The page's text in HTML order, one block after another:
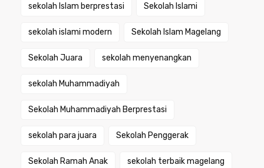
sekolah Islam berprestasi Sekolah Islami
sekolah islami modern Sekolah Islam Magelang
Sekolah Juara sekolah menyenangkan
sekolah Muhammadiyah
Sekolah Muhammadiyah Berprestasi
sekolah para juara Sekolah Penggerak
Sekolah Ramah Anak sekolah terbaik magelang